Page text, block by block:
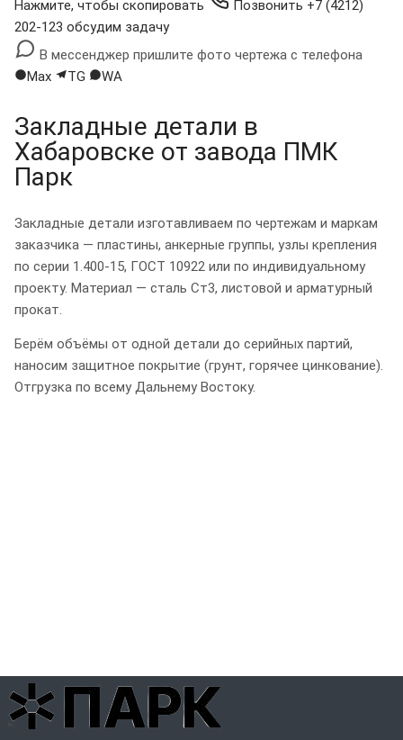
Нажмите, чтобы скопировать Позвонить +7 (4212)
202-123 обсудим задачу
В мессенджер пришлите фото чертежа с телефона
Max
TG WA
Закладные детали в
Хабаровске от завода ПМК
Парк
Закладные детали изготавливаем по чертежам и маркам
заказчика — пластины, анкерные группы, узлы крепления
по серии 1.400-15, ГОСТ 10922 или по индивидуальному
проекту. Материал — сталь Ст3, листовой и арматурный
прокат.
Берём объёмы от одной детали до серийных партий,
наносим защитное покрытие (грунт, горячее цинкование).
Отгрузка по всему Дальнему Востоку.